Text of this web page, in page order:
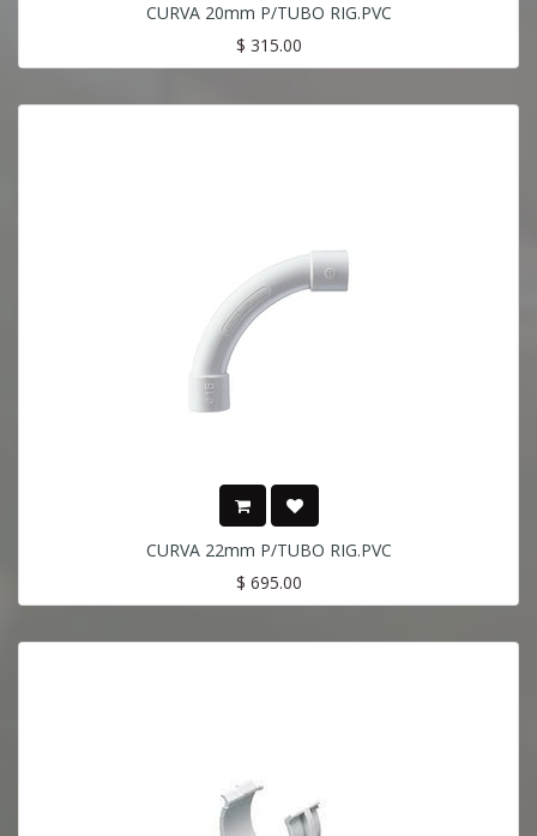
CURVA 20mm P/TUBO RIG.PVC
$ 315.00
CURVA 22mm P/TUBO RIG.PVC
$ 695.00